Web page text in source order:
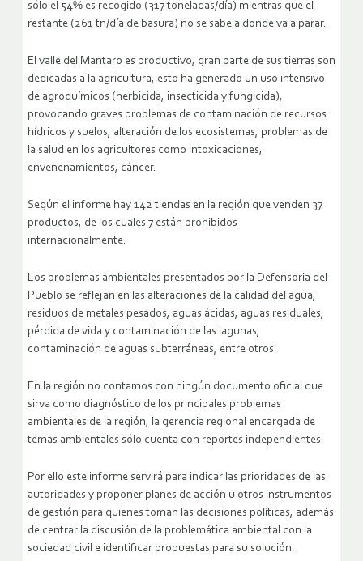
sólo el 54% es recogido (317 toneladas/día) mientras que el
restante (261 tn/día de basura) no se sabe a donde va a parar.
El valle del Mantaro es productivo, gran parte de sus tierras son
dedicadas a la agricultura, esto ha generado un uso intensivo
de agroquímicos (herbicida, insecticida y fungicida);
provocando graves problemas de contaminación de recursos
hídricos y suelos, alteración de los ecosistemas, problemas de
la salud en los agricultores como intoxicaciones,
envenenamientos, cáncer.
Según el informe hay 142 tiendas en la región que venden 37
productos, de los cuales 7 están prohibidos
internacionalmente.
Los problemas ambientales presentados por la Defensoria del
Pueblo se reflejan en las alteraciones de la calidad del agua;
residuos de metales pesados, aguas ácidas, aguas residuales,
pérdida de vida y contaminación de las lagunas,
contaminación de aguas subterráneas, entre otros.
En la región no contamos con ningún documento oficial que
sirva como diagnóstico de los principales problemas
ambientales de la región, la gerencia regional encargada de
temas ambientales sólo cuenta con reportes independientes.
Por ello este informe servirá para indicar las prioridades de las
autoridades y proponer planes de acción u otros instrumentos
de gestión para quienes toman las decisiones políticas; además
de centrar la discusión de la problemática ambiental con la
sociedad civil e identificar propuestas para su solución.